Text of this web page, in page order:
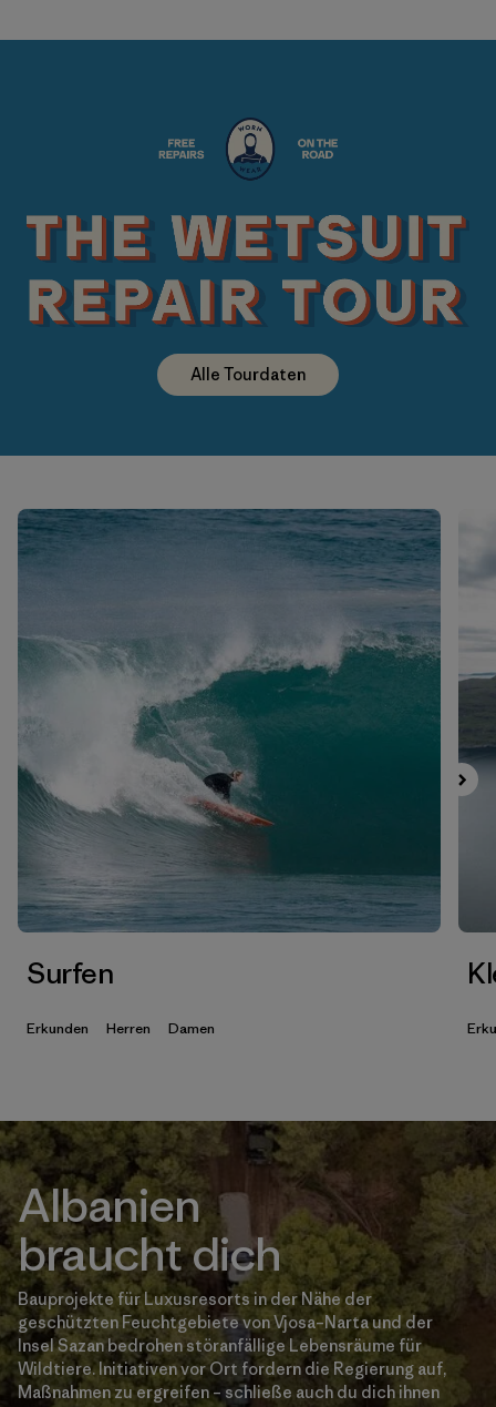
Alle Tourdaten
Surfen
Erkunden Herren Damen
Albanien
braucht dich
Bauprojekte für Luxusresorts in der Nähe der
geschützten Feuchtgebiete von Vjosa–Narta und der
Insel Sazan bedrohen störanfällige Lebensräume für
Wildtiere. Initiativen vor Ort fordern die Regierung auf,
Maßnahmen zu ergreifen – schließe auch du dich ihnen